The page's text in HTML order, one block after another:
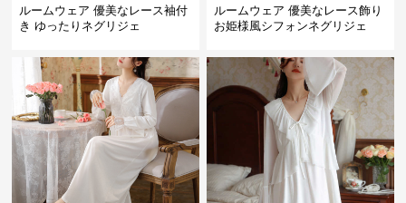
ルームウェア 優美なレース袖付
き ゆったりネグリジェ
ルームウェア 優美なレース飾り
お姫様風シフォンネグリジェ